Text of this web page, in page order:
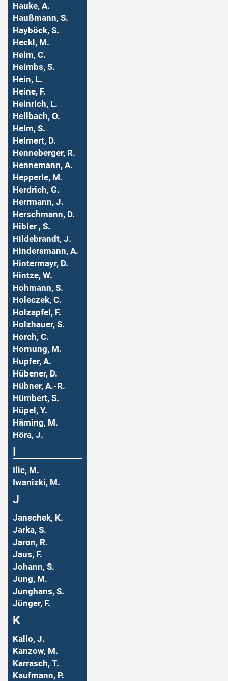
Hauke, A.
Haußmann, S.
Hayböck, S.
Heckl, M.
Heim, C.
Heimbs, S.
Hein, L.
Heine, F.
Heinrich, L.
Hellbach, O.
Helm, S.
Helmert, D.
Henneberger, R.
Hennemann, A.
Hepperle, M.
Herdrich, G.
Herrmann, J.
Herschmann, D.
Hibler , S.
Hildebrandt, J.
Hindersmann, A.
Hintermayr, D.
Hintze, W.
Hohmann, S.
Holeczek, C.
Holzapfel, F.
Holzhauer, S.
Horch, C.
Hornung, M.
Hupfer, A.
Hübener, D.
Hübner, A.-R.
Hümbert, S.
Hüpel, Y.
Häming, M.
Höra, J.
Ilic, M.
Iwanizki, M.
J
Janschek, K.
Jarka, S.
Jaron, R.
Jaus, F.
Johann, S.
Jung, M.
Junghans, S.
Jünger, F.
K
Kallo, J.
Kanzow, M.
Karrasch, T.
Kaufmann, P.